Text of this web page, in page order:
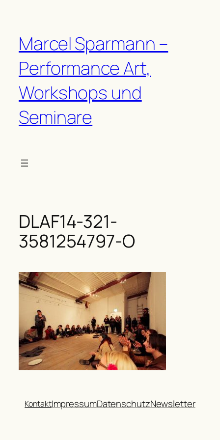
Marcel Sparmann –
Performance Art,
Workshops und
Seminare
DLAF14-321-
3581254797-O
KontaktImpressumDatenschutzNewsletter